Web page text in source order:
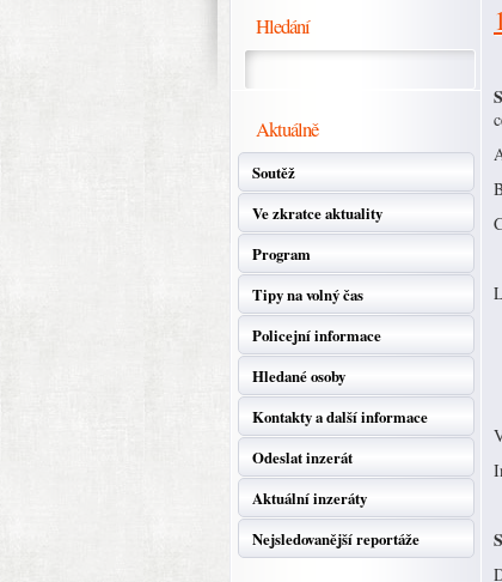
Hledání
Aktuálně
Soutěž
Ve zkratce aktuality
Program
Tipy na volný čas
Policejní informace
Hledané osoby
Kontakty a další informace
Odeslat inzerát
Aktuální inzeráty
Nejsledovanější reportáže